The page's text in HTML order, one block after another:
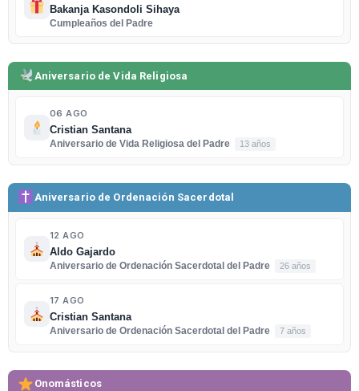
Bakanja Kasondoli Sihaya
Cumpleaños del Padre
Aniversario de Vida Religiosa
06 AGO
Cristian Santana
Aniversario de Vida Religiosa del Padre
13 años
Aniversario de Ordenación Sacerdotal
12 AGO
Aldo Gajardo
Aniversario de Ordenación Sacerdotal del Padre
26 años
17 AGO
Cristian Santana
Aniversario de Ordenación Sacerdotal del Padre
7 años
Onomásticos